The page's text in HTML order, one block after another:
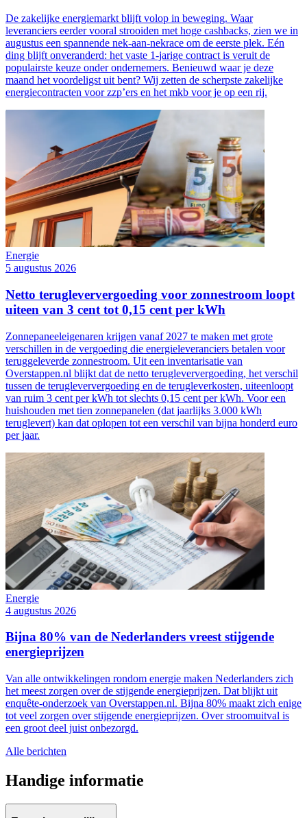
De zakelijke energiemarkt blijft volop in beweging. Waar
leveranciers eerder vooral strooiden met hoge cashbacks, zien we in
augustus een spannende nek-aan-nekrace om de eerste plek. Eén
ding blijft onveranderd: het vaste 1-jarige contract is veruit de
populairste keuze onder ondernemers. Benieuwd waar je deze
maand het voordeligst uit bent? Wij zetten de scherpste zakelijke
energiecontracten voor zzp’ers en het mkb voor je op een rij.
Energie
5 augustus 2026
Netto terugleververgoeding voor zonnestroom loopt
uiteen van 3 cent tot 0,15 cent per kWh
Zonnepaneeleigenaren krijgen vanaf 2027 te maken met grote
verschillen in de vergoeding die energieleveranciers betalen voor
teruggeleverde zonnestroom. Uit een inventarisatie van
Overstappen.nl blijkt dat de netto terugleververgoeding, het verschil
tussen de terugleververgoeding en de terugleverkosten, uiteenloopt
van ruim 3 cent per kWh tot slechts 0,15 cent per kWh. Voor een
huishouden met tien zonnepanelen (dat jaarlijks 3.000 kWh
teruglevert) kan dat oplopen tot een verschil van bijna honderd euro
per jaar.
Energie
4 augustus 2026
Bijna 80% van de Nederlanders vreest stijgende
energieprijzen
Van alle ontwikkelingen rondom energie maken Nederlanders zich
het meest zorgen over de stijgende energieprijzen. Dat blijkt uit
enquête-onderzoek van Overstappen.nl. Bijna 80% maakt zich enige
tot veel zorgen over stijgende energieprijzen. Over stroomuitval is
een groot deel juist onbezorgd.
Alle berichten
Handige informatie